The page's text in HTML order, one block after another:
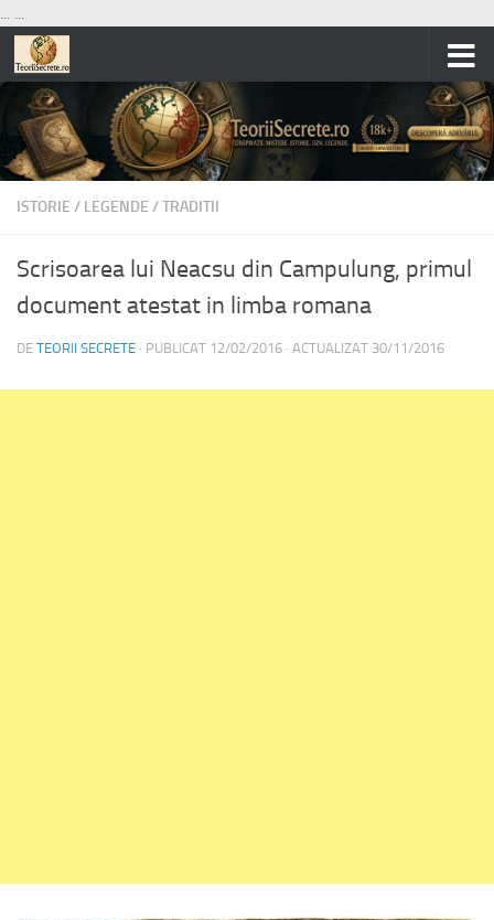
... ...
Skip to content
ISTORIE / LEGENDE /TRADITII
Scrisoarea lui Neacsu din Campulung, primul
document atestat in limba romana
DE TEORII SECRETE · PUBLICAT 12/02/2016 · ACTUALIZAT 30/11/2016